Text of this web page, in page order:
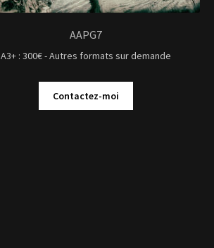
AAPG7
A3+ : 300€ - Autres formats sur demande
Contactez-moi